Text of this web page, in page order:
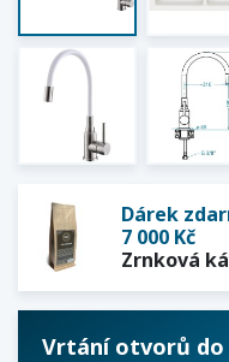
Dárek
7 000 Kč
Zrnková
Vrtání otvorů do